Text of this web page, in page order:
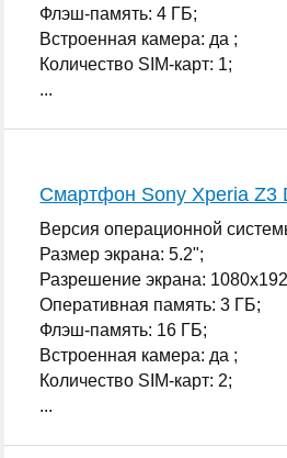
Флэш-память: 4 ГБ;
Встроенная камера: да ;
Количество SIM-карт: 1;
...
Смартфон Sony Xperia Z3
Версия операционной
Размер экрана: 5.2";
Разрешение экрана:
Оперативная память: 3 ГБ;
Флэш-память: 16 ГБ;
Встроенная камера: да ;
Количество SIM-карт: 2;
...